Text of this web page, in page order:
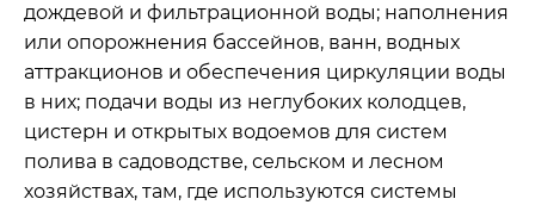
дождевой и фильтрационной воды; наполнения
или опорожнения бассейнов, ванн, водных
аттракционов и обеспечения циркуляции воды
в них; подачи воды из неглубоких колодцев,
цистерн и открытых водоемов для систем
полива в садоводстве, сельском и лесном
хозяйствах, там, где используются системы